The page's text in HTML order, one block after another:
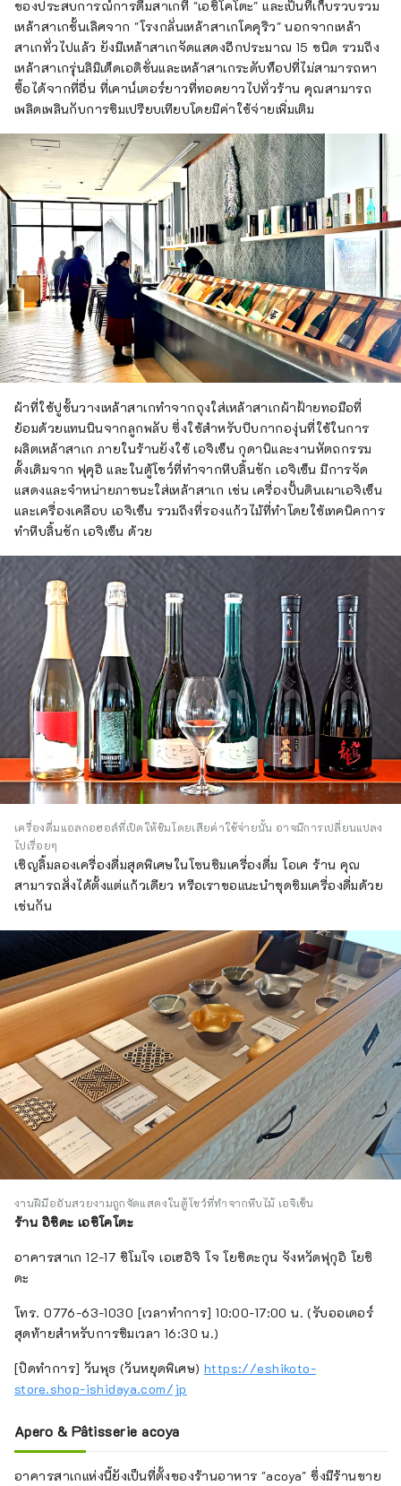
ของประสบการณ์การดื่มสาเกที่ "เอชิโคโตะ" และเป็นที่เก็บรวบรวม
เหล้าสาเกชั้นเลิศจาก "โรงกลั่นเหล้าสาเกโคคุริว" นอกจากเหล้า
สาเกทั่วไปแล้ว ยังมีเหล้าสาเกจัดแสดงอีกประมาณ 15 ชนิด รวมถึง
เหล้าสาเกรุ่นลิมิเต็ดเอดิชั่นและเหล้าสาเกระดับท็อปที่ไม่สามารถหา
ซื้อได้จากที่อื่น ที่เคาน์เตอร์ยาวที่ทอดยาวไปทั่วร้าน คุณสามารถ
เพลิดเพลินกับการชิมเปรียบเทียบโดยมีค่าใช้จ่ายเพิ่มเติม
ผ้าที่ใช้ปูชั้นวางเหล้าสาเกทำจากถุงใส่เหล้าสาเกผ้าฝ้ายทอมือที่
ย้อมด้วยแทนนินจากลูกพลับ ซึ่งใช้สำหรับบีบกากองุ่นที่ใช้ในการ
ผลิตเหล้าสาเก ภายในร้านยังใช้ เอจิเซ็น กุดานิและงานหัตถกรรม
ดั้งเดิมจาก ฟุคุอิ และในตู้โชว์ที่ทำจากหีบลิ้นชัก เอจิเซ็น มีการจัด
แสดงและจำหน่ายภาชนะใส่เหล้าสาเก เช่น เครื่องปั้นดินเผาเอจิเซ็น
และเครื่องเคลือบ เอจิเซ็น รวมถึงที่รองแก้วไม้ที่ทำโดยใช้เทคนิคการ
ทำหีบลิ้นชัก เอจิเซ็น ด้วย
เครื่องดื่มแอลกอฮอล์ที่เปิดให้ชิมโดยเสียค่าใช้จ่ายนั้น อาจมีการเปลี่ยนแปลง
ไปเรื่อยๆ
เชิญลิ้มลองเครื่องดื่มสุดพิเศษในโซนชิมเครื่องดื่ม โอเค ร้าน คุณ
สามารถสั่งได้ตั้งแต่แก้วเดียว หรือเราขอแนะนำชุดชิมเครื่องดื่มด้วย
เช่นกัน
งานฝีมืออันสวยงามถูกจัดแสดงในตู้โชว์ที่ทำจากหีบไม้ เอจิเซ็น
ร้าน อิชิดะ เอชิโคโตะ
อาคารสาเก 12-17 ชิโมโจ เอเฮอิจิ โจ โยชิดะกุน จังหวัดฟุกุอิ โยชิ
ดะ
โทร. 0776-63-1030 [เวลาทำการ] 10:00-17:00 น. (รับออเดอร์
สุดท้ายสำหรับการชิมเวลา 16:30 น.)
[ปิดทำการ] วันพุธ (วันหยุดพิเศษ) https://eshikoto-
store.shop-ishidaya.com/jp
Apero & Pâtisserie acoya
อาคารสาเกแห่งนี้ยังเป็นที่ตั้งของร้านอาหาร "acoya" ซึ่งมีร้านขาย